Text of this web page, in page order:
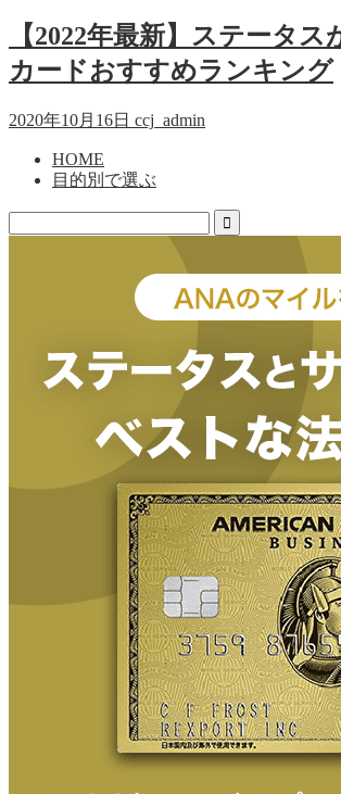
【2022年最新】ステータス
カードおすすめランキング
2020年10月16日 ccj_admin
HOME
目的別で選ぶ